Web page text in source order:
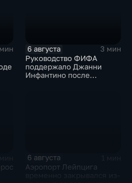
6 августа
3 мин
Руководство ФИФА
поддержало Джанни
Инфантино после
6 августа
Аэропорт Лейпцига